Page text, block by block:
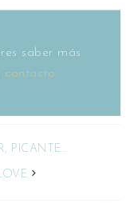
saber más
contacto
PICANTE…